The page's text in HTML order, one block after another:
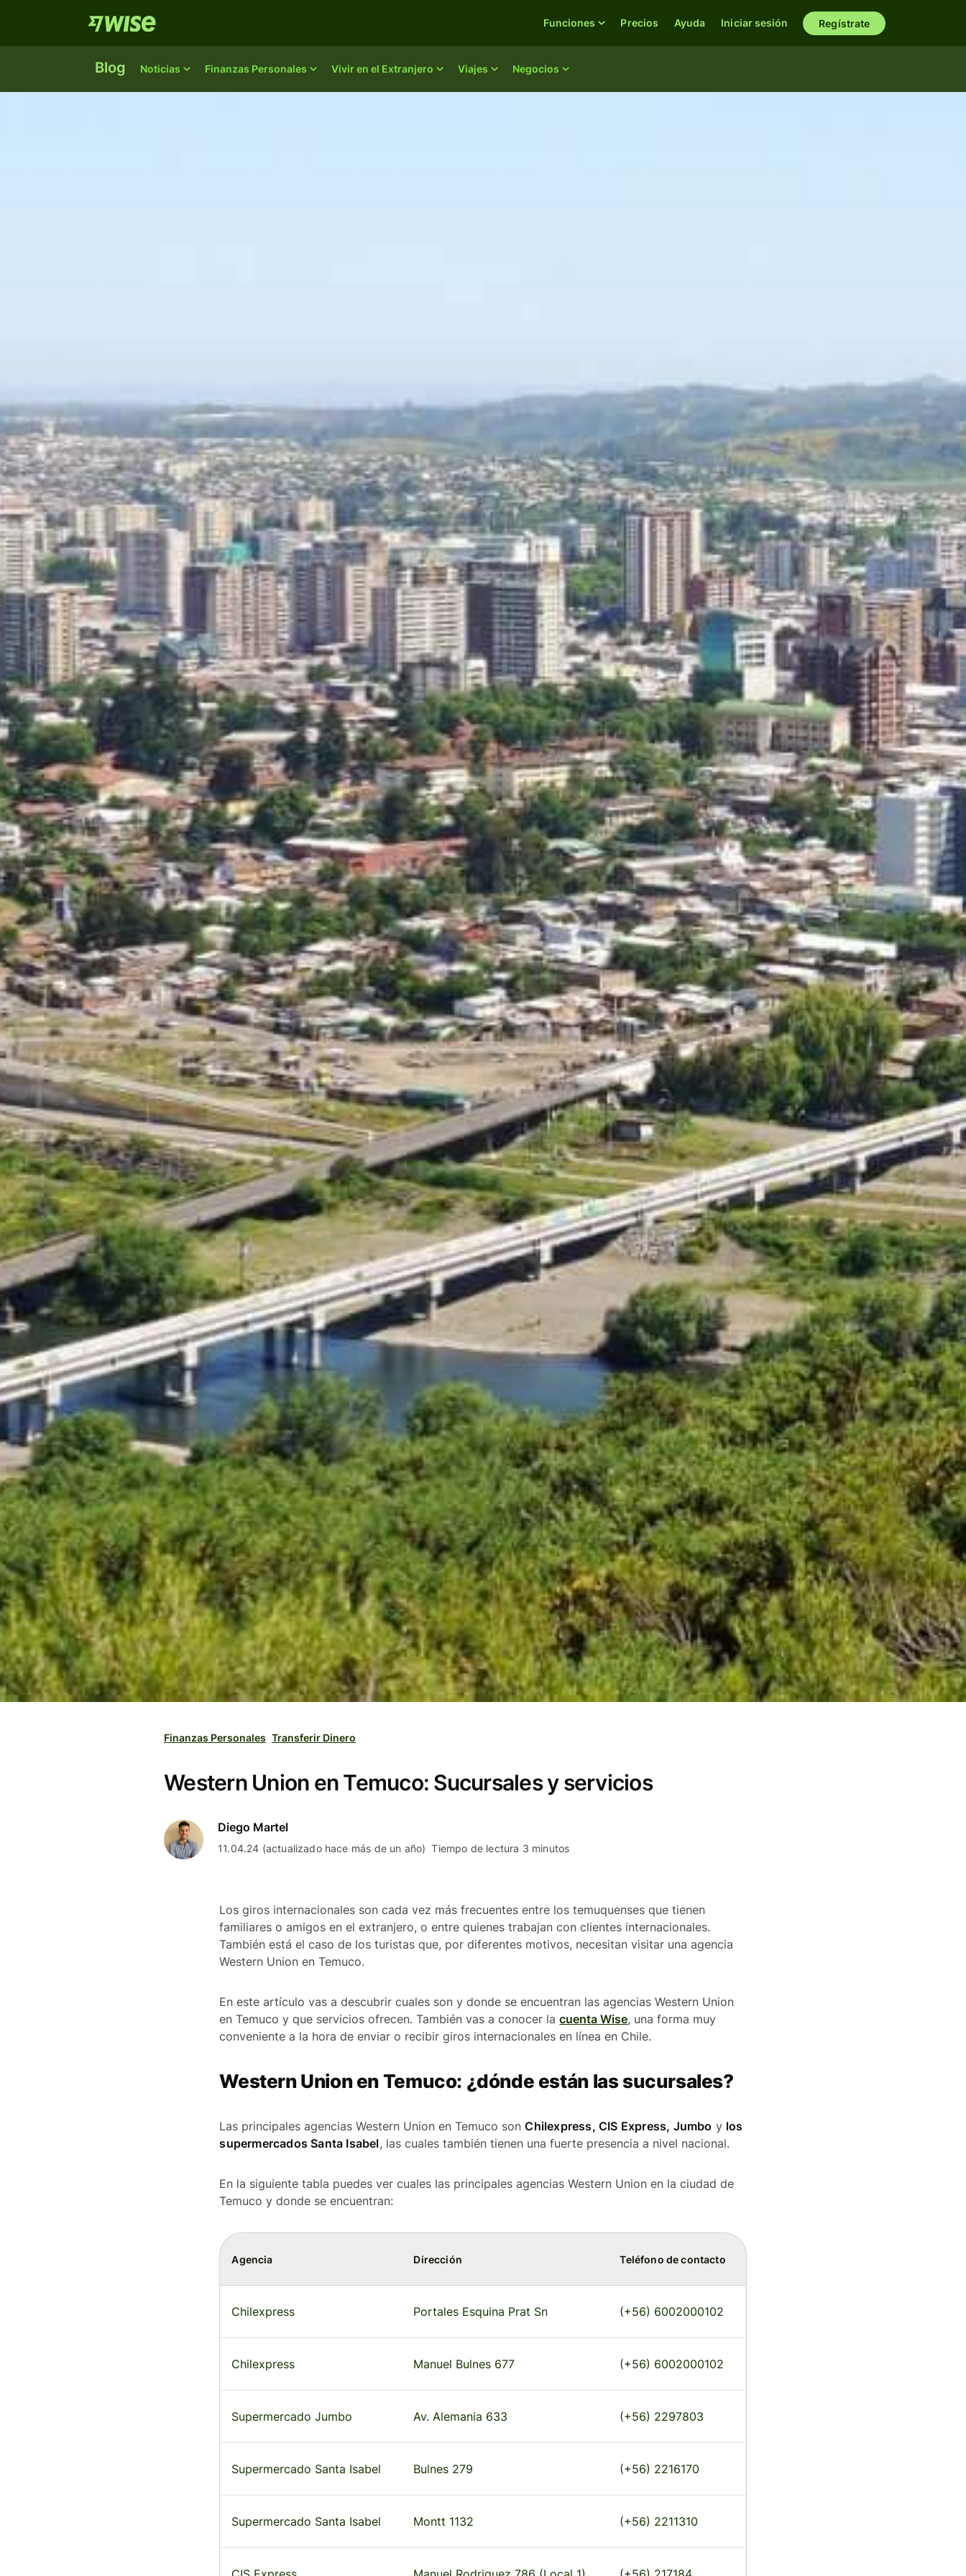
Blog Noticias Finanzas Personales Vivir en el Extranjero Viajes Negocios
Funciones Precios Ayuda Iniciar sesión Regístrate
Finanzas Personales Transferir Dinero
Western Union en Temuco: Sucursales y servicios
Diego Martel
11.04.24 (actualizado hace más de un año) Tiempo de lectura 3 minutos
Los giros internacionales son cada vez más frecuentes entre los temuquenses que tienen
familiares o amigos en el extranjero, o entre quienes trabajan con clientes internacionales.
También está el caso de los turistas que, por diferentes motivos, necesitan visitar una agencia
Western Union en Temuco.
En este artículo vas a descubrir cuales son y donde se encuentran las agencias Western Union
en Temuco y que servicios ofrecen. También vas a conocer lacuenta Wise, una forma muy
conveniente a la hora de enviar o recibir giros internacionales en línea en Chile.
Western Union en Temuco: ¿dónde están las sucursales?
Las principales agencias Western Union en Temuco sonChilexpress, CIS Express, Jumbo y los
supermercados Santa Isabel, las cuales también tienen una fuerte presencia a nivel nacional.
En la siguiente tabla puedes ver cuales las principales agencias Western Union en la ciudad de
Temuco y donde se encuentran:
Agencia Dirección Teléfono de contacto
Chilexpress Portales Esquina Prat Sn (+56) 6002000102
Chilexpress Manuel Bulnes 677 (+56) 6002000102
Supermercado Jumbo Av. Alemania 633 (+56) 2297803
Supermercado Santa Isabel Bulnes 279 (+56) 2216170
Supermercado Santa Isabel Montt 1132 (+56) 2211310